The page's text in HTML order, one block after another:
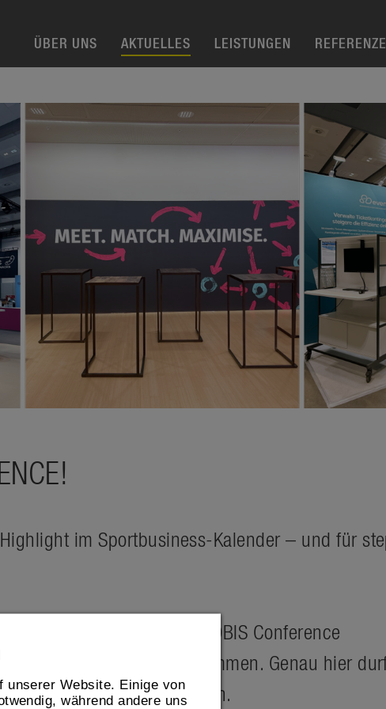
ÜBER UNS AKTUELLES LEISTUNGEN
im Sportbusiness-Kalender – und für
Raum bringt die SPOBIS Conference
Sportwelt zusammen. Genau hier
der ganzen Welt realisieren.
unserer Website. Einige von
während andere uns